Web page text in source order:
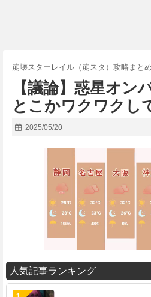
崩壊スターレイル（崩スタ）攻略まと
【議論】惑星オン
とこかワクワクし
2025/05/20
人気記事ランキング